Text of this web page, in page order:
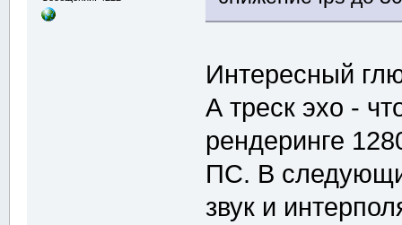
Интересный
А треск эхо -
рендеринге
ПС. В
звук и